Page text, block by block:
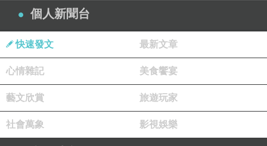
個人新聞台
快速發文 最新文章
心情雜記 美食饗宴
藝文欣賞 旅遊玩家
社會萬象 影視娛樂